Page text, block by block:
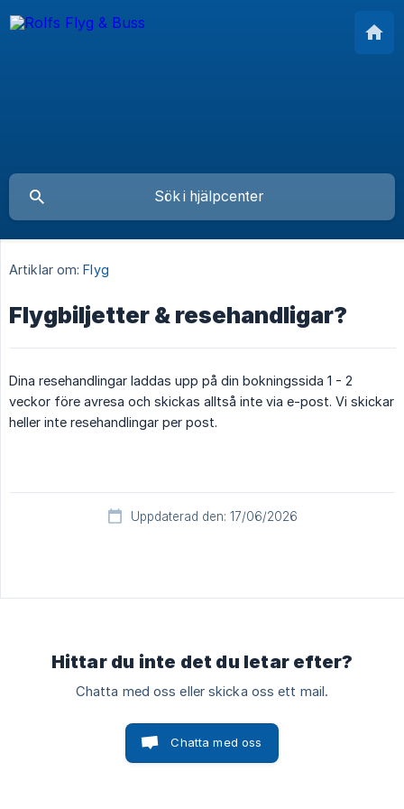
Artiklar om: Flyg
Flygbiljetter & resehandligar?
Dina resehandlingar laddas upp på din bokningssida 1 - 2
veckor före avresa och skickas alltså inte via e-post. Vi skickar
heller inte resehandlingar per post.
Uppdaterad den: 17/06/2026
Hittar du inte det du letar efter?
Chatta med oss eller skicka oss ett mail.
Chatta med oss